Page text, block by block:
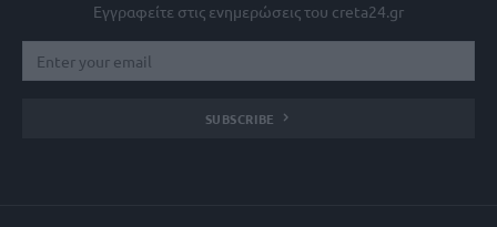
Εγγραφείτε στις ενημερώσεις του creta24.gr
SUBSCRIBE